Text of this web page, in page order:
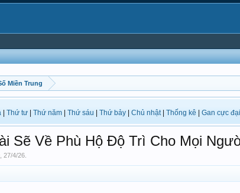
Miền Trung
Thứ tư Thứ năm Thứ sáu Thứ bảy Chủ nhật| Thống kê Gan cực đại
Sẽ Về Phù Hộ Độ Trì Cho Mọi
27/4/26